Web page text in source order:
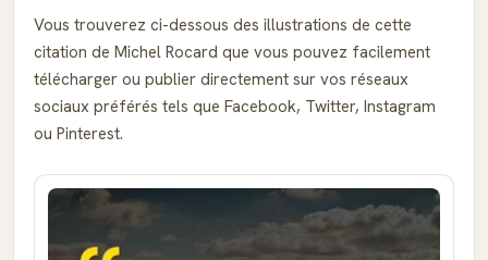
Vous trouverez ci-dessous des illustrations de cette
citation de Michel Rocard que vous pouvez facilement
télécharger ou publier directement sur vos réseaux
sociaux préférés tels que Facebook, Twitter, Instagram
ou Pinterest.